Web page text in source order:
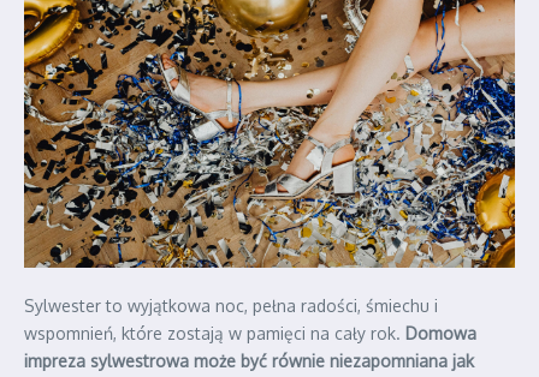
Sylwester to wyjątkowa noc, pełna radości, śmiechu i
wspomnień, które zostają w pamięci na cały rok. Domowa
impreza sylwestrowa może być równie niezapomniana jak